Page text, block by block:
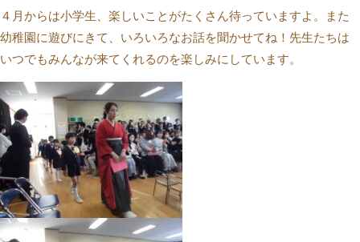
４月からは小学生、楽しいことがたくさん待っていますよ。また
幼稚園に遊びにきて、いろいろなお話を聞かせてね！先生たちは
いつでもみんなが来てくれるのを楽しみにしています。